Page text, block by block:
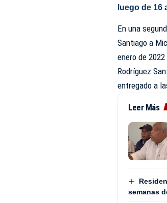
luego de 16
En una
Santiago a
enero de
Rodríguez
entregado a
Leer Más
semanas